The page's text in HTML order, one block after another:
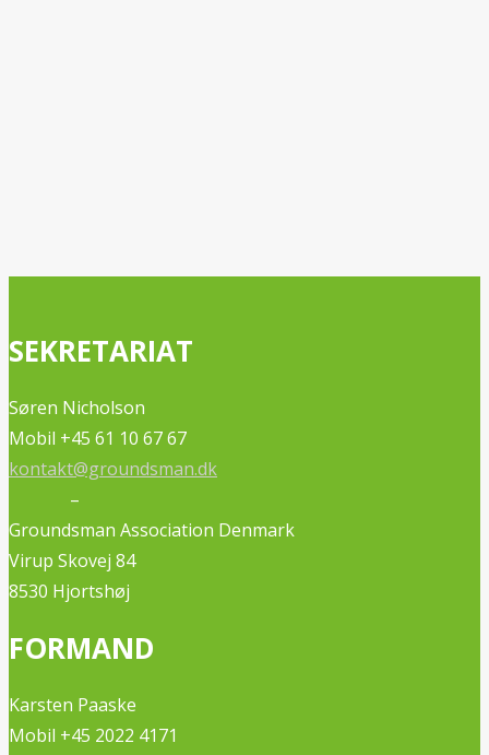
SEKRETARIAT
Søren Nicholson
Mobil +45 61 10 67 67
kontakt@groundsman.dk
–
Groundsman Association Denmark
Virup Skovej 84
8530 Hjortshøj
FORMAND
Karsten Paaske
Mobil +45 2022 4171